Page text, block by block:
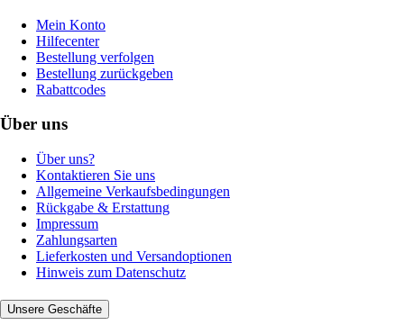
Mein Konto
Hilfecenter
Bestellung verfolgen
Bestellung zurückgeben
Rabattcodes
Über uns
Über uns?
Kontaktieren Sie uns
Allgemeine Verkaufsbedingungen
Rückgabe & Erstattung
Impressum
Zahlungsarten
Lieferkosten und Versandoptionen
Hinweis zum Datenschutz
Unsere Geschäfte